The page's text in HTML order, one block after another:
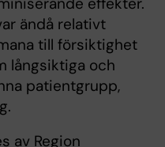
ändå relativt
till försiktighet
långsiktiga och
patientgrupp,
av Region